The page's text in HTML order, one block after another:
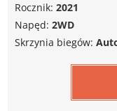
Rocznik: 2021
Napęd: 2WD
Skrzynia biegów: